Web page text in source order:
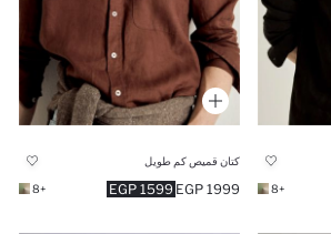
+8
كتان قميص كم طويل
1599 EGP 1999 EGP
+8